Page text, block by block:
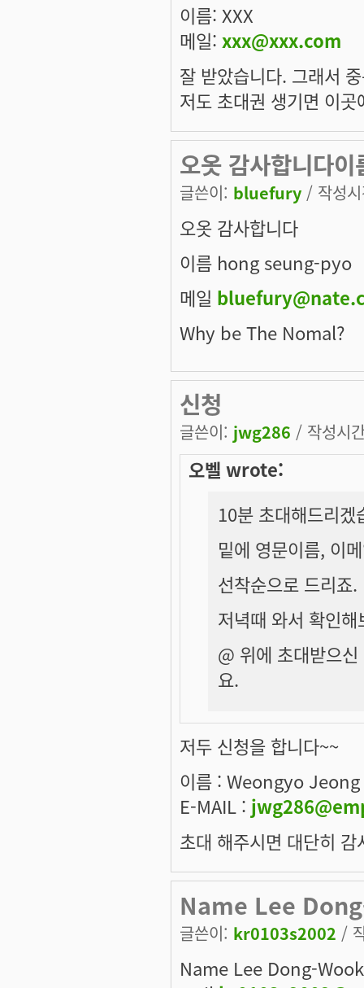
이름: XXX
메일: xxx@xxx.com
잘 받았습니다. 그래서
저도 초대권 생기면 이
오옷 감사합니다
글쓴이: bluefury / 작성
오옷 감사합니다
이름 hong seung-pyo
메일
Why be The Nomal?
신청
글쓴이: jwg286 / 작성시
오벨 wrote:
10분 초대해드리
밑에 영문이름, 이
선착순으로 드리죠.
저녁때 와서 확인
@ 위에 초대받으
요.
저두 신청을 합니다~~
이름 : Weongyo Jeong
E-MAIL :
초대 해주시면 대단히
Name Lee
글쓴이: kr0103s2002 /
Name Lee Dong-Wook